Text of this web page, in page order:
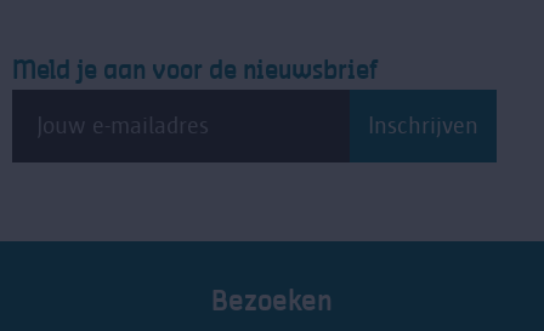
Meld je aan voor de nieuwsbrief
Bezoeken